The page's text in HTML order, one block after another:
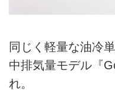
同じく軽量な油冷
中排気量モデル『
れ。